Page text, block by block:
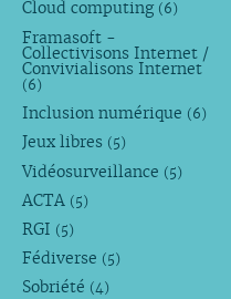
Cloud computing (6)
Framasoft -
Collectivisons Internet /
Convivialisons Internet
(6)
Inclusion numérique (6)
Jeux libres (5)
Vidéosurveillance (5)
ACTA (5)
RGI (5)
Fédiverse (5)
Sobriété (4)